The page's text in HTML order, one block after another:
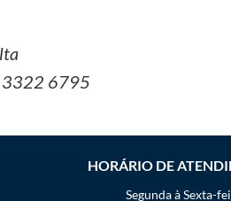
3322 6795
HORÁRIO DE
Segunda à Sexta-